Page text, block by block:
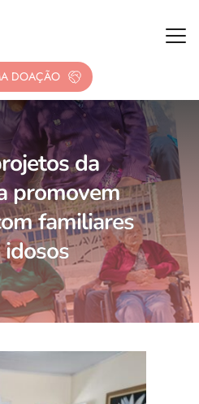
DOAÇÃO
da
promovem
familiares